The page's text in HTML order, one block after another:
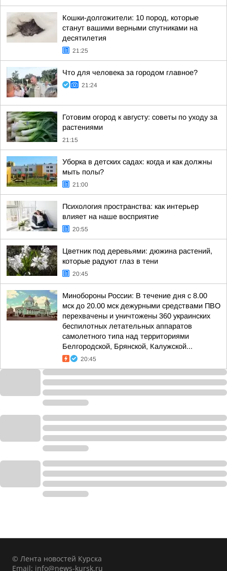
Кошки-долгожители: 10 пород, которые
станут вашими верными спутниками на
десятилетия
21:25
Что для человека за городом главное?
21:24
Готовим огород к августу: советы по уходу за
растениями
21:15
Уборка в детских садах: когда и как должны
мыть полы?
21:00
Психология пространства: как интерьер
влияет на наше восприятие
20:55
Цветник под деревьями: дюжина растений,
которые радуют глаз в тени
20:45
Минобороны России: В течение дня с 8.00
мск до 20.00 мск дежурными средствами ПВО
перехвачены и уничтожены 360 украинских
беспилотных летательных аппаратов
самолетного типа над территориями
Белгородской, Брянской, Калужской...
20:45
© Лента новостей Курска
Email: info@news-kursk.ru